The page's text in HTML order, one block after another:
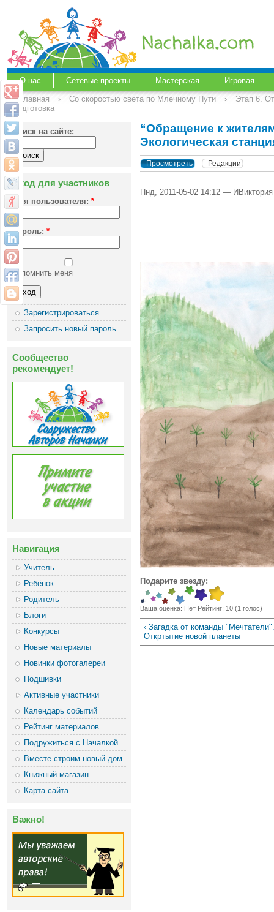
О нас Сетевые проекты Мастерская
Игровая
Главная
› Со скоростью света по Млечному Пути ›
Этап 6.
подготовка
Поиск на сайте:
Вход для участников
Имя пользователя: *
Пароль: *
Запомнить меня
Зарегистрироваться
Запросить новый пароль
Сообщество
рекомендует!
Навигация
Учитель
Ребёнок
Родитель
Блоги
Конкурсы
Новые материалы
Новинки фотогалереи
Подшивки
Активные участники
Календарь событий
Рейтинг материалов
Подружиться с Началкой
Вместе строим новый дом
Книжный магазин
Карта сайта
Важно!
“Обращение к
Экологическая
Просмотреть Редакции
Пнд, 2011-05-02 14:12 — ИВиктория
Подарите звезду:
Ваша оценка: Нет Рейтинг: 10 (1 голос)
‹ Загадка от команды
Откртытие новой планеты